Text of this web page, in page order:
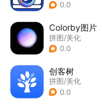
0.0
Colorby图片
拼图/美化
0.0
创客树
拼图/美化
0.0